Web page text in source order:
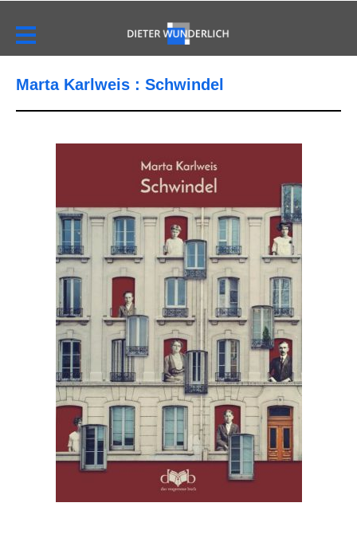
Marta Karlweis : Schwindel